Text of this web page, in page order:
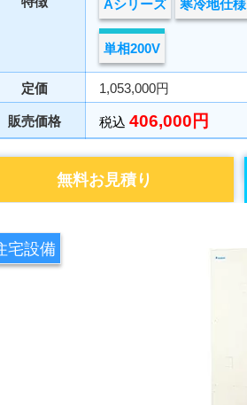
Aシリーズ 寒冷地仕様
単相200V
定価 1,053,000円
販売価格 税込 406,000円
無料お見積り
宅設備